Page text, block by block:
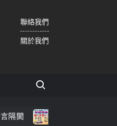
聯絡我們
關於我們
Search for:
嘉義市8/10防空演習 行